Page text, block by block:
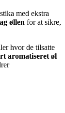
med ekstra
øllen for at sikre,
hvor de tilsatte
aromatiseret øl